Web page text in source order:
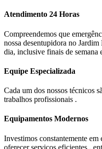
Atendimento 24 Horas
Compreendemos que
nossa desentupidora no
dia, inclusive finais de semana
Equipe Especializada
Cada um dos nossos técnicos
trabalhos profissionais .
Equipamentos Modernos
Investimos constantemente em
oferecer serviços eficientes ,